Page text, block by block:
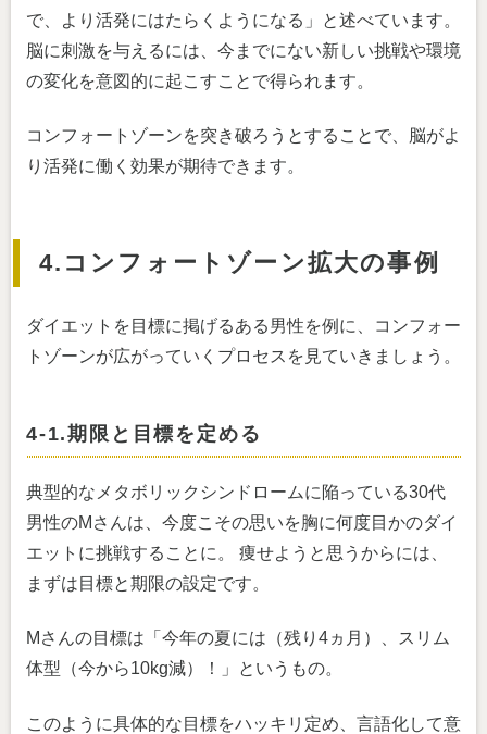
で、より活発にはたらくようになる」と述べています。
脳に刺激を与えるには、今までにない新しい挑戦や環境
の変化を意図的に起こすことで得られます。
コンフォートゾーンを突き破ろうとすることで、脳がよ
り活発に働く効果が期待できます。
4.コンフォートゾーン拡大の事例
ダイエットを目標に掲げるある男性を例に、コンフォー
トゾーンが広がっていくプロセスを見ていきましょう。
4-1.期限と目標を定める
典型的なメタボリックシンドロームに陥っている30代
男性のMさんは、今度こその思いを胸に何度目かのダイ
エットに挑戦することに。 痩せようと思うからには、
まずは目標と期限の設定です。
Mさんの目標は「今年の夏には（残り4ヵ月）、スリム
体型（今から10kg減）！」というもの。
このように具体的な目標をハッキリ定め、言語化して意